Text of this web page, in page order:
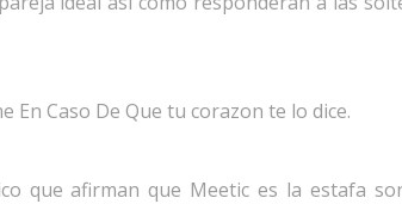
En Caso De Que tu corazon te lo dice.
que afirman que Meetic es la estafa